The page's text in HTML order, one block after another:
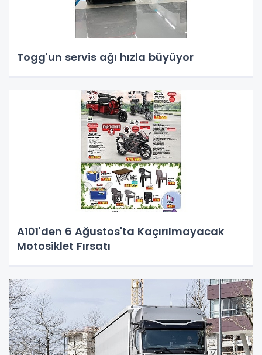
Togg'un servis ağı hızla büyüyor
A101'den 6 Ağustos'ta Kaçırılmayacak
Motosiklet Fırsatı